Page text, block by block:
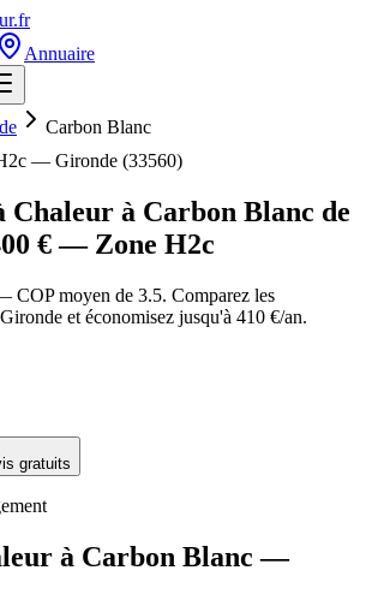
.fr
Annuaire
Carbon Blanc
— Gironde (33560)
Chaleur à Carbon Blanc de
€ — Zone H2c
COP moyen de 3.5. Comparez les
et économisez jusqu'à 410 €/an.
gratuits
à Carbon Blanc —